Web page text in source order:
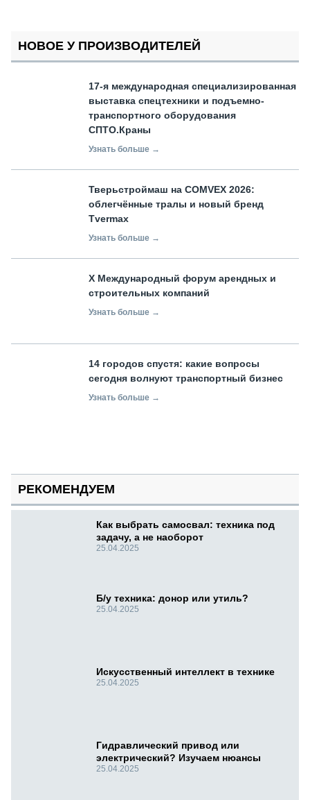
НОВОЕ У ПРОИЗВОДИТЕЛЕЙ
17-я международная специализированная
выставка спецтехники и подъемно-
транспортного оборудования
СПТО.Краны
Узнать больше →
Тверьстроймаш на COMVEX 2026:
облегчённые тралы и новый бренд
Tvermax
Узнать больше →
X Международный форум арендных и
строительных компаний
Узнать больше →
14 городов спустя: какие вопросы
сегодня волнуют транспортный бизнес
Узнать больше →
РЕКОМЕНДУЕМ
Как выбрать самосвал: техника под
задачу, а не наоборот
25.04.2025
Б/у техника: донор или утиль?
25.04.2025
Искусственный интеллект в технике
25.04.2025
Гидравлический привод или
электрический? Изучаем нюансы
25.04.2025